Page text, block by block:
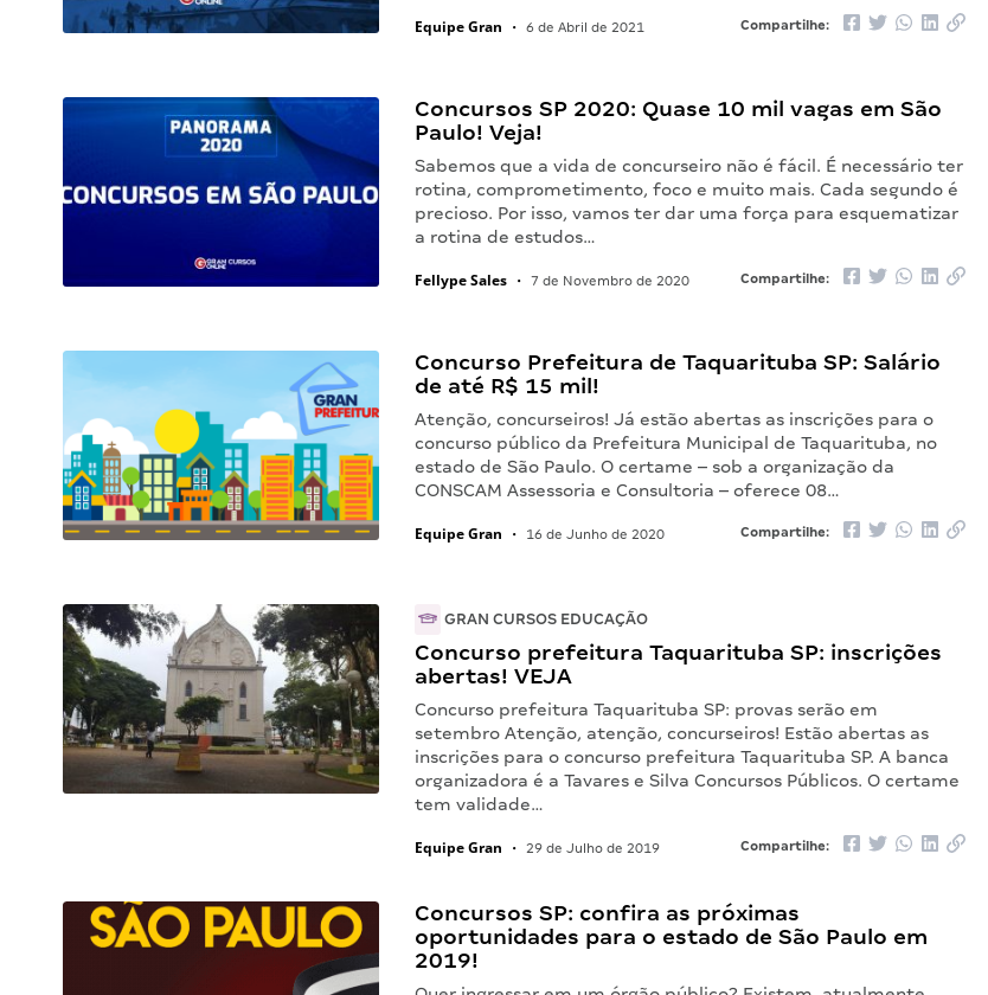
Equipe Gran • 6 de Abril de 2021 Compartilhe:
Concursos SP 2020: Quase 10 mil vagas em São
Paulo! Veja!
Sabemos que a vida de concurseiro não é fácil. É necessário ter
rotina, comprometimento, foco e muito mais. Cada segundo é
precioso. Por isso, vamos ter dar uma força para esquematizar
a rotina de estudos…
Fellype Sales • 7 de Novembro de 2020 Compartilhe:
Concurso Prefeitura de Taquarituba SP: Salário
de até R$ 15 mil!
Atenção, concurseiros! Já estão abertas as inscrições para o
concurso público da Prefeitura Municipal de Taquarituba, no
estado de São Paulo. O certame – sob a organização da
CONSCAM Assessoria e Consultoria – oferece 08…
Equipe Gran • 16 de Junho de 2020 Compartilhe:
GRAN CURSOS EDUCAÇÃO
Concurso prefeitura Taquarituba SP: inscrições
abertas! VEJA
Concurso prefeitura Taquarituba SP: provas serão em
setembro Atenção, atenção, concurseiros! Estão abertas as
inscrições para o concurso prefeitura Taquarituba SP. A banca
organizadora é a Tavares e Silva Concursos Públicos. O certame
tem validade…
Equipe Gran • 29 de Julho de 2019 Compartilhe:
Concursos SP: confira as próximas
oportunidades para o estado de São Paulo em
2019!